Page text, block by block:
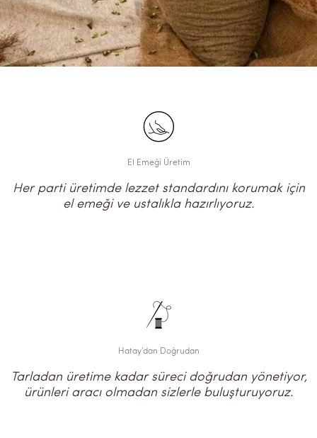
El Emeği Üretim
Her parti üretimde lezzet standardını korumak için
el emeği ve ustalıkla hazırlıyoruz.
Hatay’dan Doğrudan
Tarladan üretime kadar süreci doğrudan yönetiyor,
ürünleri aracı olmadan sizlerle buluşturuyoruz.